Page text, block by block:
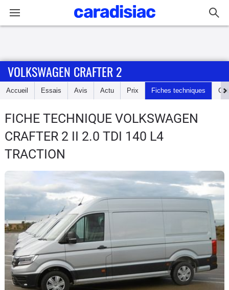
Accueil
Essais
Guide
d'achat
Electriques
Utilitaires
Flottes
Auto
Services
VOLKSWAGEN CRAFTER 2
Accueil Essais Avis Actu Prix Fiches techniques
FICHE TECHNIQUE VOLKSWAGEN
CRAFTER 2 II 2.0 TDI 140 L4
TRACTION